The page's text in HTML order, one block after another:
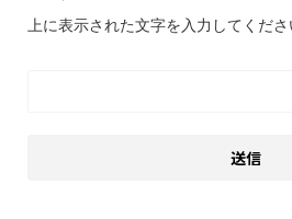
上に表示された文字を入力してくださ